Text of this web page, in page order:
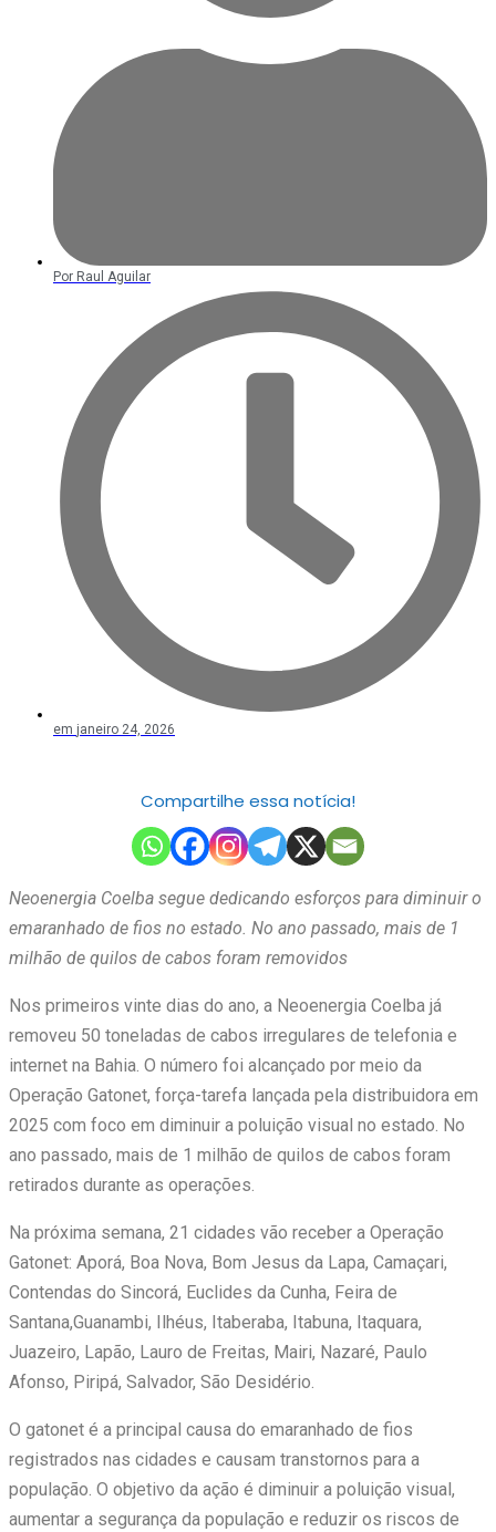
Por Raul Aguilar
em janeiro 24, 2026
Compartilhe essa notícia!
Neoenergia Coelba segue dedicando esforços para diminuir o
emaranhado de fios no estado. No ano passado, mais de 1
milhão de quilos de cabos foram removidos
Nos primeiros vinte dias do ano, a Neoenergia Coelba já
removeu 50 toneladas de cabos irregulares de telefonia e
internet na Bahia. O número foi alcançado por meio da
Operação Gatonet, força-tarefa lançada pela distribuidora em
2025 com foco em diminuir a poluição visual no estado. No
ano passado, mais de 1 milhão de quilos de cabos foram
retirados durante as operações.
Na próxima semana, 21 cidades vão receber a Operação
Gatonet: Aporá, Boa Nova, Bom Jesus da Lapa, Camaçari,
Contendas do Sincorá, Euclides da Cunha, Feira de
Santana,Guanambi, Ilhéus, Itaberaba, Itabuna, Itaquara,
Juazeiro, Lapão, Lauro de Freitas, Mairi, Nazaré, Paulo
Afonso, Piripá, Salvador, São Desidério.
O gatonet é a principal causa do emaranhado de fios
registrados nas cidades e causam transtornos para a
população. O objetivo da ação é diminuir a poluição visual,
aumentar a segurança da população e reduzir os riscos de